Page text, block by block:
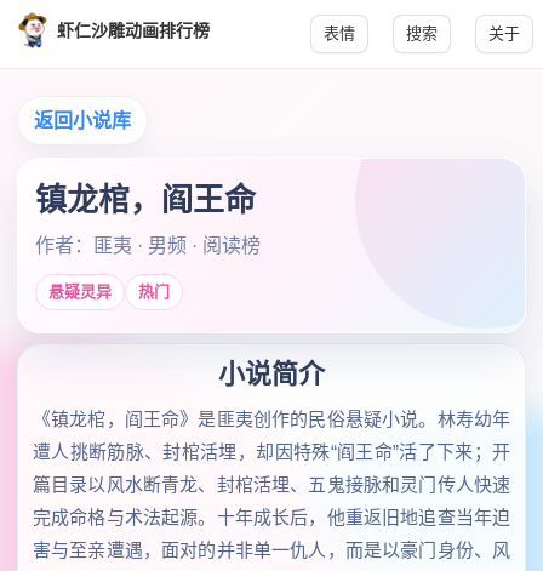
虾仁沙雕动画排行榜 表情 搜索 关于
返回小说库
镇龙棺，阎王命
作者：匪夷 · 男频 · 阅读榜
悬疑灵异 热门
小说简介
《镇龙棺，阎王命》是匪夷创作的民俗悬疑小说。林寿幼年
遭人挑断筋脉、封棺活埋，却因特殊“阎王命”活了下来；开
篇目录以风水断青龙、封棺活埋、五鬼接脉和灵门传人快速
完成命格与术法起源。十年成长后，他重返旧地追查当年迫
害与至亲遭遇，面对的并非单一仇人，而是以豪门身份、风